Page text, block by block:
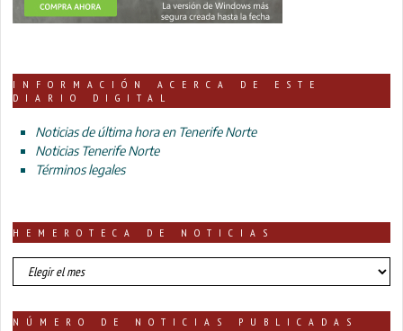
INFORMACIÓN ACERCA DE ESTE
DIARIO DIGITAL
Noticias de última hora en Tenerife Norte
Noticias Tenerife Norte
Términos legales
HEMEROTECA DE NOTICIAS
HEMEROTECA
DE
NÚMERO DE NOTICIAS PUBLICADAS